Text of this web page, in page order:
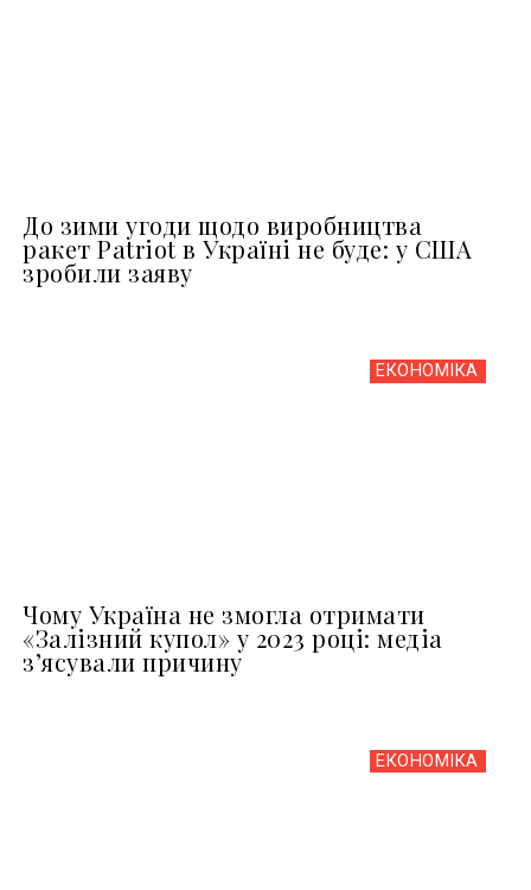
До зими угоди щодо виробництва
ракет Patriot в Україні не буде: у США
зробили заяву
ЕКОНОМІКА
Чому Україна не змогла отримати
«Залізний купол» у 2023 році: медіа
з’ясували причину
ЕКОНОМІКА